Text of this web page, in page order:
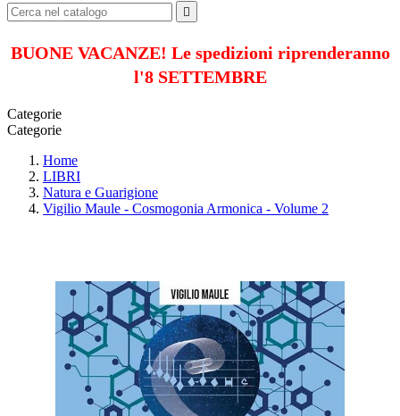

BUONE VACANZE! Le spedizioni riprenderanno
l'8 SETTEMBRE
Categorie
Categorie
Home
LIBRI
Natura e Guarigione
Vigilio Maule - Cosmogonia Armonica - Volume 2